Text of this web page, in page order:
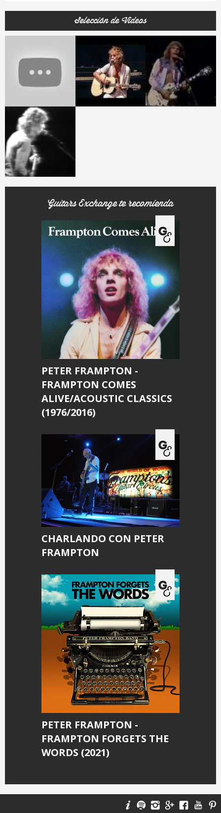
Selección de Videos
Guitars Exchange te recomienda
PETER FRAMPTON -
FRAMPTON COMES
ALIVE/ACOUSTIC CLASSICS
(1976/2016)
CHARLANDO CON PETER
FRAMPTON
PETER FRAMPTON -
FRAMPTON FORGETS THE
WORDS (2021)